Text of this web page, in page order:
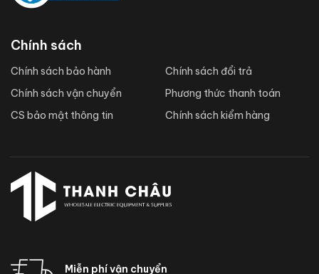
Chính sách
Chính sách bảo hành
Chính sách vận chuyển
CS bảo mật thông tin
Chính sách đổi trả
Phương thức thanh toán
Chính sách kiểm hàng
Miễn phí vận chuyển